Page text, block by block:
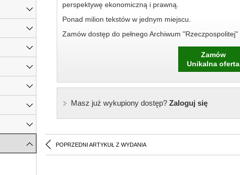
perspektywę ekonomiczną i prawną.
Ponad milion tekstów w jednym miejscu.
Zamów dostęp do pełnego Archiwum "Rzeczpospolitej"
Zamów
Unikalna oferta
Masz już wykupiony dostęp?Zaloguj się
POPRZEDNI ARTYKUŁ Z WYDANIA